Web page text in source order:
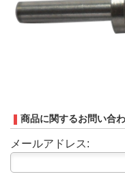
商品に関するお問い合
メールアドレス: